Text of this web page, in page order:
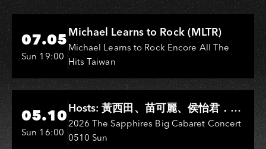
Hi-Ing Music Hall
07.05
Sun 19:00
Michael Learns to Rock (MLTR)
Michael Learns to Rock Encore All The
Hits Taiwan
Hi-Ing Music Hall
05.10
Sun 16:00
Hosts: 黃西田、苗可麗、侯怡君．
Entertainers: 葉啟田、鳥來嬤-吳
敏、王彩樺、王瑞霞、吳淑敏、施文
2026 The Sapphires Big Cabaret Concert
0510 Sun